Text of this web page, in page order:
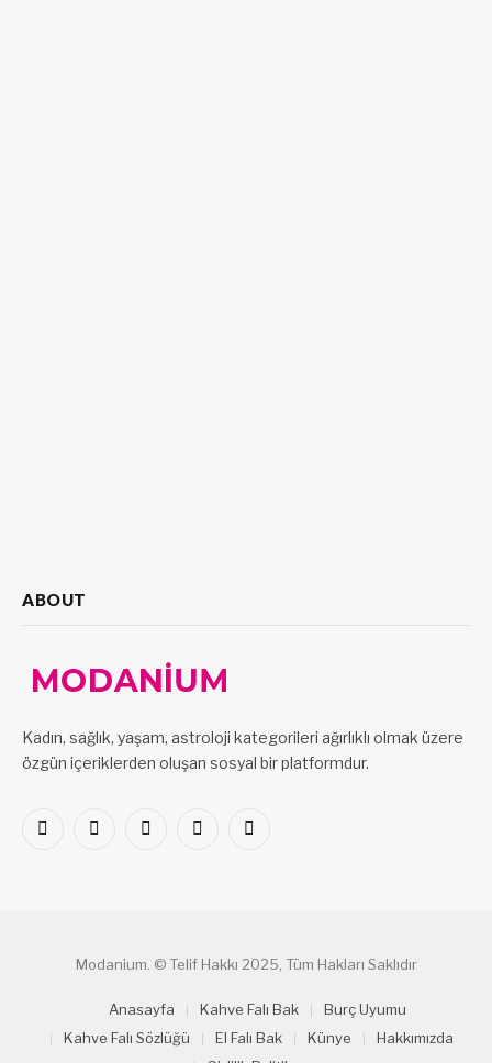
ABOUT
Kadın, sağlık, yaşam, astroloji kategorileri ağırlıklı olmak üzere
özgün içeriklerden oluşan sosyal bir platformdur.
Facebook
X
PinterestLinkedInVKontakte
Modanium. © Telif Hakkı 2025, Tüm Hakları Saklıdır
Anasayfa Kahve Falı Bak
Burç Uyumu
Kahve Falı Sözlüğü
El Falı Bak Künye
Hakkımızda